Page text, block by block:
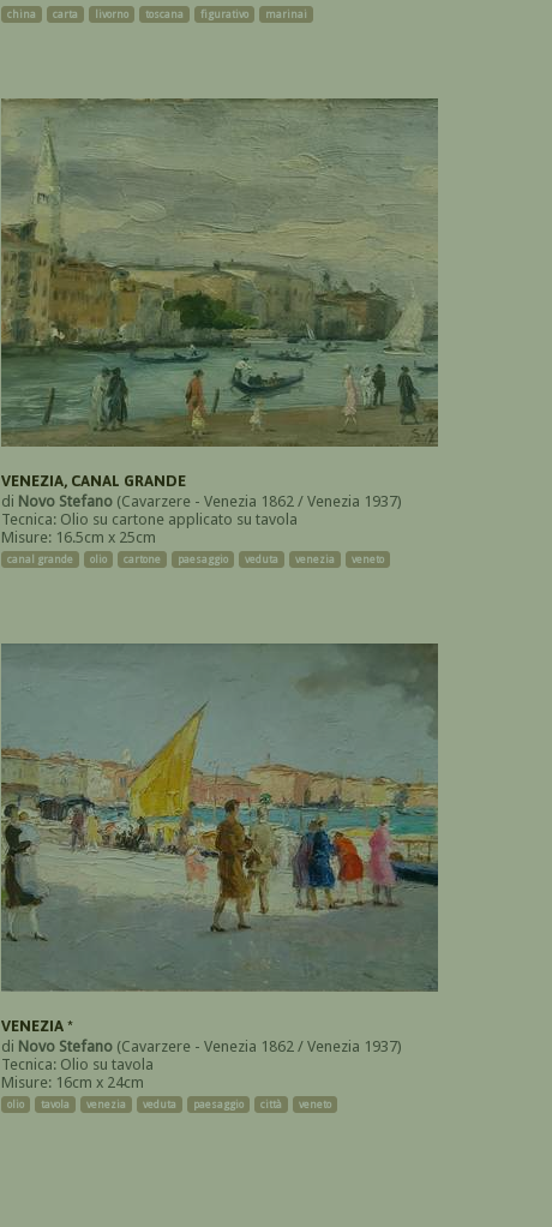
china carta livorno toscana figurativo marinai
VENEZIA, CANAL GRANDE
di Novo Stefano (Cavarzere - Venezia 1862 / Venezia 1937)
Tecnica: Olio su cartone applicato su tavola
Misure: 16.5cm x 25cm
canal grande olio cartone paesaggio veduta venezia veneto
VENEZIA *
di Novo Stefano (Cavarzere - Venezia 1862 / Venezia 1937)
Tecnica: Olio su tavola
Misure: 16cm x 24cm
olio tavola venezia veduta paesaggio città veneto